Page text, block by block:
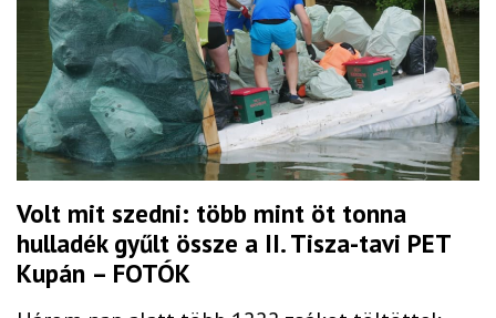
Volt mit szedni: több mint öt tonna
hulladék gyűlt össze a II. Tisza-tavi PET
Kupán – FOTÓK